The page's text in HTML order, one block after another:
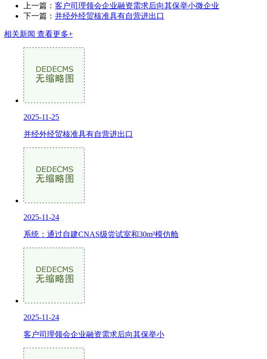
上一篇： 客户司理领会企业融资需求后向其保举小微企业
下一篇： 并经外经贸核准具有自营进出口
相关新闻 查看更多+
2025-11-25
并经外经贸核准具有自营进出口
2025-11-24
系统：通过自建CNAS级尝试室和30m³模仿舱
2025-11-24
客户司理领会企业融资需求后向其保举小